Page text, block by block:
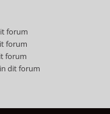
forum
forum
forum
dit forum